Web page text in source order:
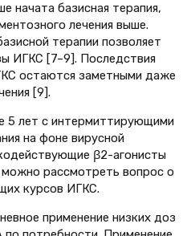
начата базисная терапия,
лечения выше.
терапии позволяет
ИГКС [7–9]. Последствия
остаются заметными даже
[9].
5 лет с интермиттирующими
на фоне вирусной
β2-агонисты
рассмотреть вопрос о
курсов ИГКС.
применение низких доз